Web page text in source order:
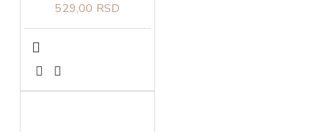
529,00 RSD